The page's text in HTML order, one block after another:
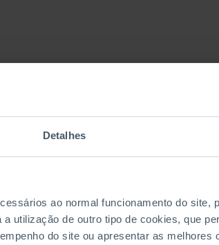
Detalhes
ao normal funcionamento do site,
utilização de outro tipo de cookies, que
do site ou apresentar as melhores